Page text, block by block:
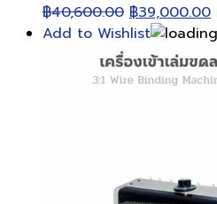
฿40,600.00 Original
price
was:
฿40,600.00.
฿39,000.00
Add to Wishlist